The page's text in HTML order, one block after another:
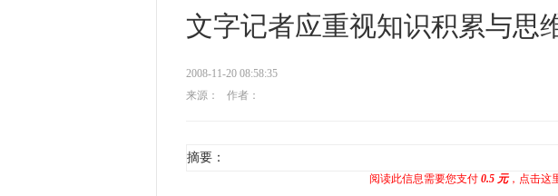
文字记者应重视知识积累与思
2008-11-20 08:58:35
来源：
作者：
摘要：
阅读此信息需要您支付 0.5 元，点击这